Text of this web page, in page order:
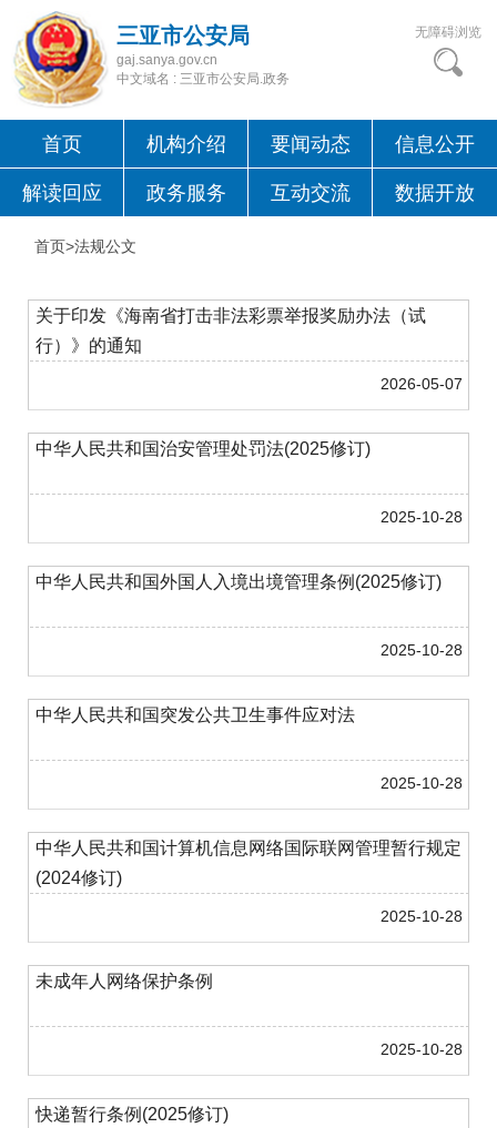
三亚市公安局
gaj.sanya.gov.cn
中文域名 : 三亚市公安局.政务
无障碍浏览
首页 机构介绍 要闻动态 信息公开
解读回应 政务服务 互动交流 数据开放
首页>法规公文
关于印发《海南省打击非法彩票举报奖励办法（试
行）》的通知
2026-05-07
中华人民共和国治安管理处罚法(2025修订)
2025-10-28
中华人民共和国外国人入境出境管理条例(2025修订)
2025-10-28
中华人民共和国突发公共卫生事件应对法
2025-10-28
中华人民共和国计算机信息网络国际联网管理暂行规定
(2024修订)
2025-10-28
未成年人网络保护条例
2025-10-28
快递暂行条例(2025修订)